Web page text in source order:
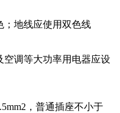
；地线应使用双色线
空调等大功率用电器应设
，普通插座不小于